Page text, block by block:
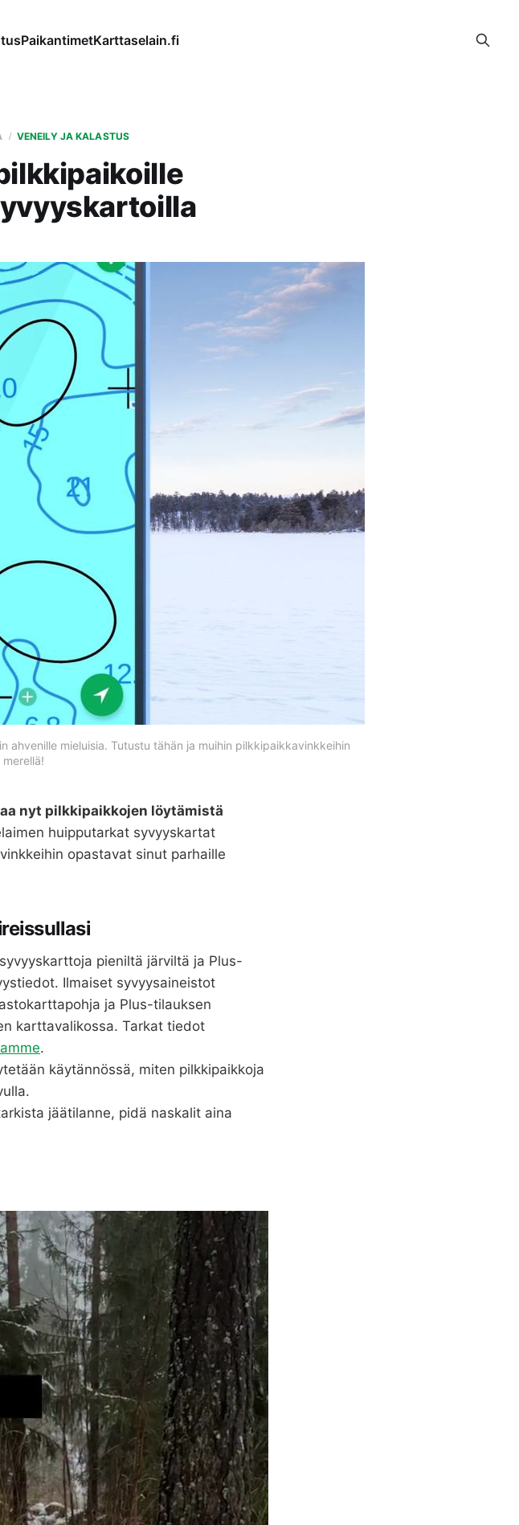
PaikantimetKarttaselain.fi
VENEILY JA KALASTUS
mieluisia. Tutustu tähän ja muihin pilkkipaikkavinkkeihin
nyt pilkkipaikkojen löytämistä
huipputarkat syvyyskartat
opastavat sinut parhaille
pieniltä järviltä ja Plus-
Ilmaiset syvyysaineistot
ja Plus-tilauksen
karttavalikossa. Tarkat tiedot
.
käytännössä, miten pilkkipaikkoja
jäätilanne, pidä naskalit aina